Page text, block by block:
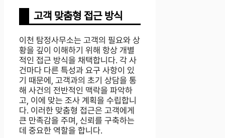
고객 맞춤형 접근 방식
이천 탐정사무소는 고객의 필요와 상
황을 깊이 이해하기 위해 항상 개별
적인 접근 방식을 채택합니다. 각 사
건마다 다른 특성과 요구 사항이 있
기 때문에, 고객과의 초기 상담을 통
해 사건의 전반적인 맥락을 파악하
고, 이에 맞는 조사 계획을 수립합니
다. 이러한 맞춤형 접근은 고객에게
큰 만족감을 주며, 신뢰를 구축하는
데 중요한 역할을 합니다.